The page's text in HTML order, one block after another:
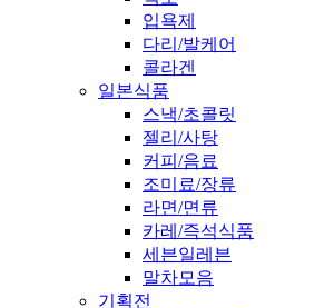
입욕제
다리/발케어
콜라겐
일본식품
스낵/초콜릿
젤리/사탕
커피/음료
조미료/장류
라면/면류
카레/즉석식품
세븐일레븐
말차모음
기획전